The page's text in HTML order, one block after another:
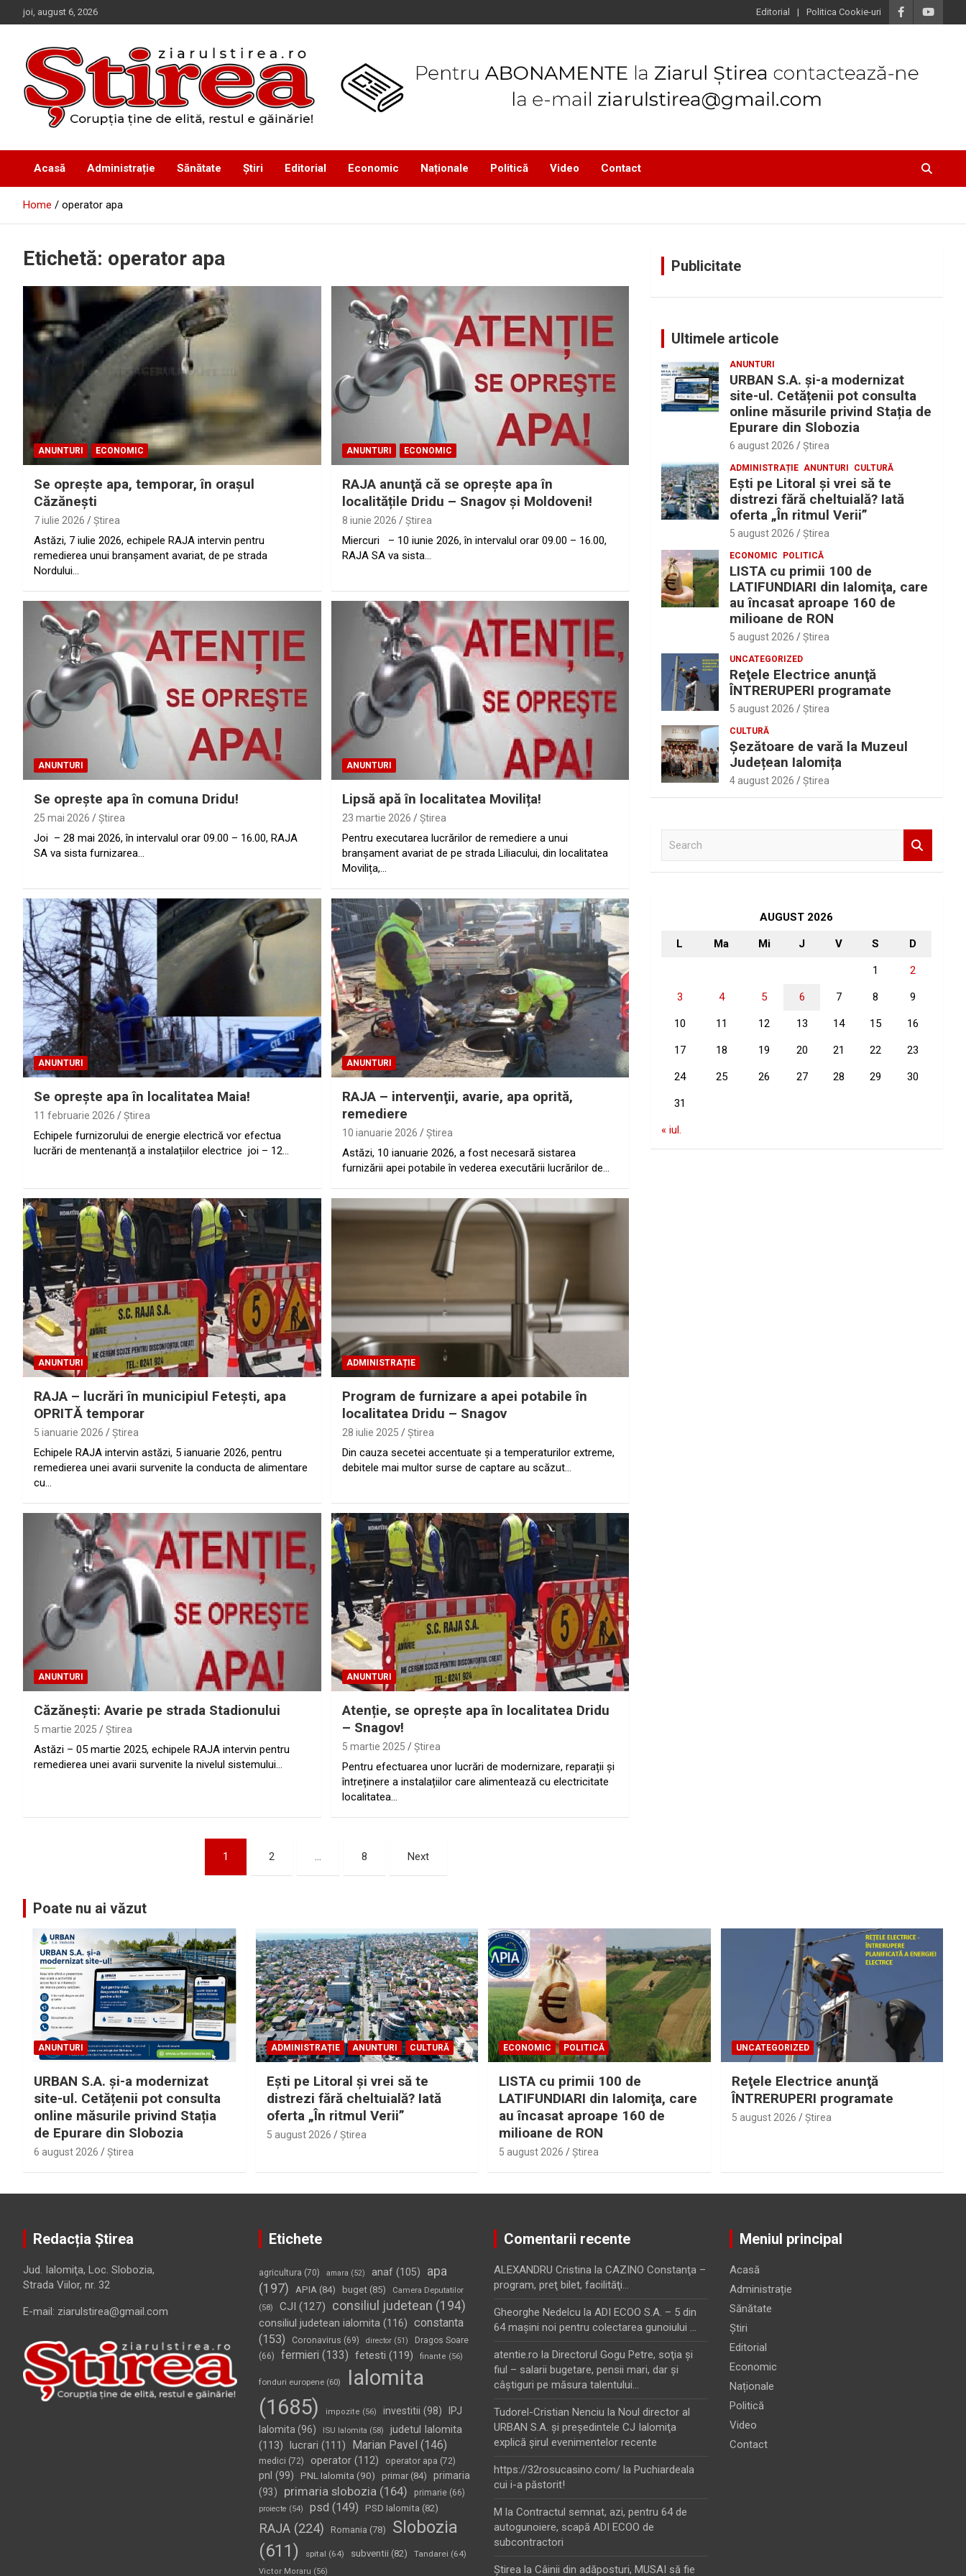
to
joi, august 6, 2026 Editorial Politica Cookie-uri
Ziarul Știrea
Acasă Administrație Sănătate Știri Editorial Economic Naționale Politică Video Contact
Home operator apa
Etichetă: operator apa
ANUNTURI ECONOMIC
Se opreşte apa, temporar, în oraşul
Căzăneşti
7 iulie 2026 Ştirea
Astăzi, 7 iulie 2026, echipele RAJA intervin pentru
remedierea unui branșament avariat, de pe strada
Nordului…
ANUNTURI ECONOMIC
RAJA anunţă că se oprește apa în
localitățile Dridu – Snagov și Moldoveni!
8 iunie 2026 Ştirea
Miercuri – 10 iunie 2026, în intervalul orar 09.00 – 16.00,
RAJA SA va sista…
ANUNTURI
Se oprește apa în comuna Dridu!
25 mai 2026 Ştirea
Joi – 28 mai 2026, în intervalul orar 09.00 – 16.00, RAJA
SA va sista furnizarea…
ANUNTURI
Lipsă apă în localitatea Movilița!
23 martie 2026 Ştirea
Pentru executarea lucrărilor de remediere a unui
branșament avariat de pe strada Liliacului, din localitatea
Movilița,…
ANUNTURI
Se oprește apa în localitatea Maia!
11 februarie 2026 Ştirea
Echipele furnizorului de energie electrică vor efectua
lucrări de mentenanță a instalațiilor electrice joi – 12…
ANUNTURI
RAJA – intervenţii, avarie, apa oprită,
remediere
10 ianuarie 2026 Ştirea
Astăzi, 10 ianuarie 2026, a fost necesară sistarea
furnizării apei potabile în vederea executării lucrărilor de…
ANUNTURI
RAJA – lucrări în municipiul Feteşti, apa
OPRITĂ temporar
5 ianuarie 2026 Ştirea
Echipele RAJA intervin astăzi, 5 ianuarie 2026, pentru
remedierea unei avarii survenite la conducta de alimentare
cu…
ADMINISTRAȚIE
Program de furnizare a apei potabile în
localitatea Dridu – Snagov
28 iulie 2025 Ştirea
Din cauza secetei accentuate și a temperaturilor extreme,
debitele mai multor surse de captare au scăzut…
ANUNTURI
Căzănești: Avarie pe strada Stadionului
5 martie 2025 Ştirea
Astăzi – 05 martie 2025, echipele RAJA intervin pentru
remedierea unei avarii survenite la nivelul sistemului…
ANUNTURI
Atenție, se oprește apa în localitatea Dridu
– Snagov!
5 martie 2025 Ştirea
Pentru efectuarea unor lucrări de modernizare, reparații și
întreținere a instalațiilor care alimentează cu electricitate
localitatea…
1 2 … 8 Next
Publicitate
Ultimele articole
ANUNTURI
URBAN S.A. și-a modernizat
site-ul. Cetățenii pot consulta
online măsurile privind Stația de
Epurare din Slobozia
6 august 2026 Ştirea
ADMINISTRAȚIE ANUNTURI CULTURĂ
Eşti pe Litoral şi vrei să te
distrezi fără cheltuială? Iată
oferta „În ritmul Verii”
5 august 2026 Ştirea
ECONOMIC POLITICĂ
LISTA cu primii 100 de
LATIFUNDIARI din Ialomiţa, care
au încasat aproape 160 de
milioane de RON
5 august 2026 Ştirea
UNCATEGORIZED
Reţele Electrice anunţă
ÎNTRERUPERI programate
5 august 2026 Ştirea
CULTURĂ
Șezătoare de vară la Muzeul
Județean Ialomița
4 august 2026 Ştirea
AUGUST 2026
L Ma Mi J V S D
1 2
3 4 5 6 7 8 9
10 11 12 13 14 15 16
17 18 19 20 21 22 23
24 25 26 27 28 29 30
31
« iul.
Poate nu ai văzut
ANUNTURI
URBAN S.A. și-a modernizat
site-ul. Cetățenii pot consulta
online măsurile privind Stația
de Epurare din Slobozia
6 august 2026 Ştirea
ADMINISTRAȚIE ANUNTURI CULTURĂ
Eşti pe Litoral şi vrei să te
distrezi fără cheltuială? Iată
oferta „În ritmul Verii”
5 august 2026 Ştirea
ECONOMIC POLITICĂ
LISTA cu primii 100 de
LATIFUNDIARI din Ialomiţa, care
au încasat aproape 160 de
milioane de RON
5 august 2026 Ştirea
UNCATEGORIZED
Reţele Electrice anunţă
ÎNTRERUPERI programate
5 august 2026 Ştirea
Redacția Știrea
Jud. Ialomiţa, Loc. Slobozia,
Strada Viilor, nr. 32
E-mail: ziarulstirea@gmail.com
Etichete
agricultura (70) amara (52) anaf(105)
apa
(197)
APIA(84) buget(85)
Camera Deputatilor
(58)
CJI (127) consiliul judetean (194)
consiliul judetean ialomita(116) constanta
(153)
Coronavirus (69) director(51)
Dragos Soare
(66)
fermieri (133) fetesti (119) finante (56)
fonduri europene(60)
Ialomita
(1685)
impozite (56) investitii (98)
IPJ
Ialomita (96) ISU Ialomita (58)
judetul Ialomita
(113) lucrari (111) Marian Pavel (146)
medici (72) operator(112) operator apa (72)
pnl (99) PNL Ialomita (90) primar(84)
primaria
(93)
primaria slobozia(164) primarie(66)
proiecte (54) psd (149) PSD Ialomita (82)
RAJA(224) Romania (78)
Slobozia
(611)
spital (64) subventii (82) Tandarei (64)
Victor Moraru (56)
Comentarii recente
ALEXANDRU Cristina la CAZINO Constanţa –
program, preţ bilet, facilităţi…
Gheorghe Nedelcu la ADI ECOO S.A. – 5 din
64 maşini noi pentru colectarea gunoiului …
atentie.ro la Directorul Gogu Petre, soţia şi
fiul – salarii bugetare, pensii mari, dar şi
câştiguri pe măsura talentului…
Tudorel-Cristian Nenciu la Noul director al
URBAN S.A. şi preşedintele CJ Ialomiţa
explică şirul evenimentelor recente
https://32rosucasino.com/ la Puchiardeala
cui i-a păstorit!
M la Contractul semnat, azi, pentru 64 de
autogunoiere, scapă ADI ECOO de
subcontractori
Ştirea la Câinii din adăposturi, MUSAI să fie
Meniul principal
Acasă
Administrație
Sănătate
Știri
Editorial
Economic
Naționale
Politică
Video
Contact